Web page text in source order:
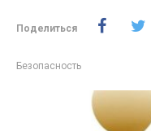
Поделиться
Безопасность